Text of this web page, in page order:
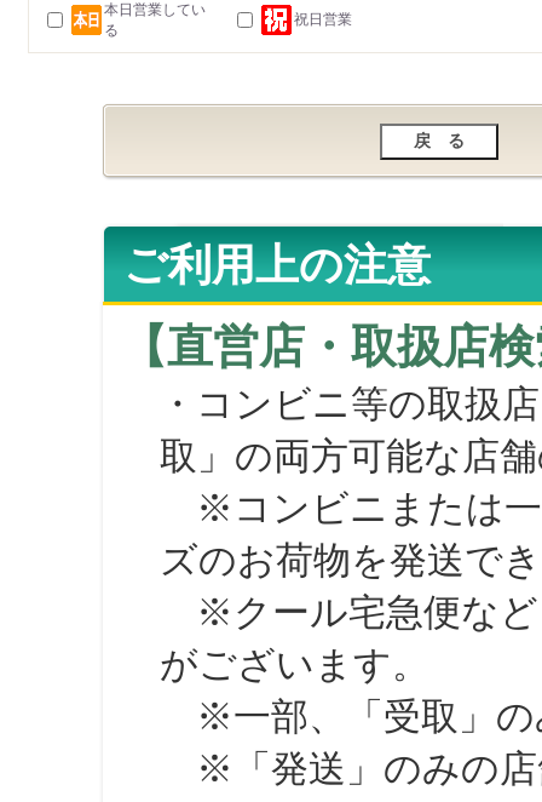
本日営業してい
る
祝日営業
ご利用上の注意
【直営店・取扱店
・コンビニ等の取扱
取」の両方可能な店
※コンビニまたは一
ズのお荷物を発送で
※クール宅急便など
がございます。
※一部、「受取」の
※「発送」のみの店